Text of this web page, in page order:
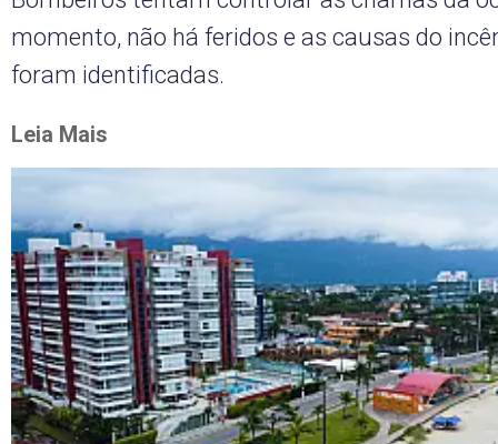
momento, não há feridos e as causas do
foram identificadas.
Leia Mais